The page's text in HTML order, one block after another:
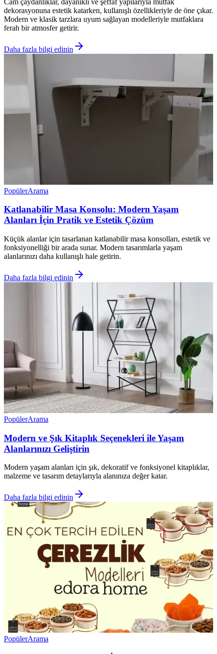
dekorasyonuna estetik katarken, kullanışlı özellikleriyle de öne çıkar.
Modern ve klasik tarzlara uyum sağlayan modelleriyle mutfaklara
ferah bir atmosfer getirir.
Daha fazla bilgi edinin
PopülerArama
Katlanabilir Masa Konsolu: Modern Yaşam
Alanları İçin Pratik ve Estetik Çözüm
Küçük alanlar için tasarlanan katlanabilir masa konsolları, estetik ve
fonksiyonelliği bir arada sunar. Modern tasarımlarla yaşam
alanlarınızı daha kullanışlı hale getirin.
Daha fazla bilgi edinin
PopülerArama
Modern ve Şık Kitaplık Seçenekleri ile Yaşam
Alanlarınızı Geliştirin
Modern yaşam alanları için şık, dekoratif ve fonksiyonel kitaplıklar,
malzeme ve tasarım detaylarıyla alanınıza değer katar.
Daha fazla bilgi edinin
PopülerArama